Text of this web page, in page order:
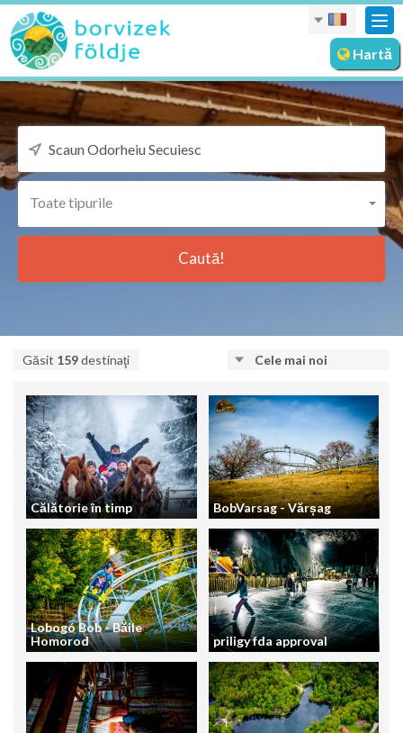
Hartă
Toate tipurile
Caută!
Găsit 159destinaţi Cele mai noi
Călătorie în timp BobVarsag - Vărșag
Lobogó Bob - Băile
Homorod
priligy fda approval